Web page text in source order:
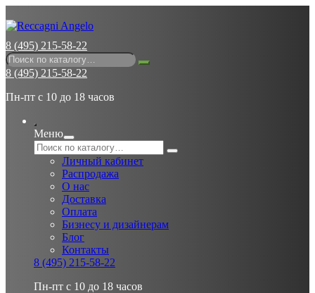
8 (495) 215-58-22
8 (495) 215-58-22
Пн-пт с 10 до 18 часов
Меню
Личный кабинет
Распродажа
О нас
Доставка
Оплата
Бизнесу и дизайнерам
Блог
Контакты
8 (495) 215-58-22
Пн-пт с 10 до 18 часов